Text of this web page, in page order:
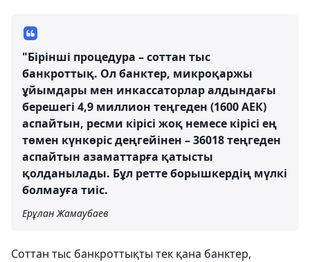
"Бірінші процедура – соттан тыс
банкроттық. Ол банктер, микроқаржы
ұйымдары мен инкассаторлар алдындағы
берешегі 4,9 миллион теңгеден (1600 АЕК)
аспайтын, ресми кірісі жоқ немесе кірісі ең
төмен күнкөріс деңгейінен – 36018 теңгеден
аспайтын азаматтарға қатысты
қолданылады. Бұл ретте борышкердің мүлкі
болмауға тиіс.
Ерұлан Жамаубаев
Соттан тыс банкроттықты тек қана банктер,